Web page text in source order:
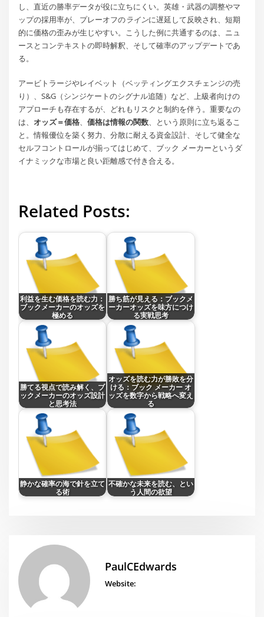
し、直近の勝率データが役に立ちにくい。英雄・武器の調整やマ
ップの採用率が、プレーオフのラインに遅延して反映され、短期
的に価格の歪みが生じやすい。こうした例に共通するのは、ニュ
ースとコンテキストの即時解釈、そして確率のアップデートであ
る。
アービトラージやレイベット（ベッティングエクスチェンジの売
り）、S&G（シンジケートのシグナル追随）など、上級者向けの
アプローチも存在するが、どれもリスクと制約を伴う。重要なの
は、 オッズ＝価格、価格は情報の関数、という原則に立ち返るこ
と。情報優位を築く努力、分散に耐える資金設計、そして健全な
セルフコントロールが揃ってはじめて、ブック メーカーというダ
イナミックな市場と良い距離感で付き合える。
Related Posts:
利益を生む価格を読む力：
ブックメーカーのオッズを
極める
勝ち筋が見える：ブックメ
ーカーオッズを味方につけ
る実戦思考
勝てる視点で読み解く、ブ
ックメーカーのオッズ設計
と思考法
オッズを読む力が勝敗を分
ける：ブック メーカー オ
ッズを数字から戦略へ変え
る
静かな確率の海で針を立て
る術
不確かな未来を読む、とい
う人間の欲望
PaulCEdwards
Website: